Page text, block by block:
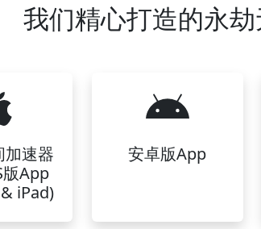
我们精心打造的永
加速器
版App
iPad)
安卓版App